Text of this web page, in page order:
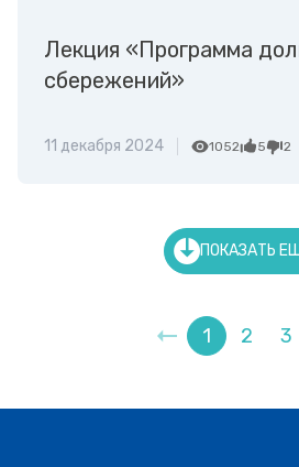
Лекция «Программа
сбережений»
11 декабря 2024 1052 5 2
ПОКАЗАТЬ
1 2 3